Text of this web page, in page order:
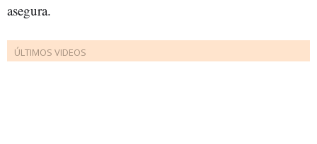
asegura.